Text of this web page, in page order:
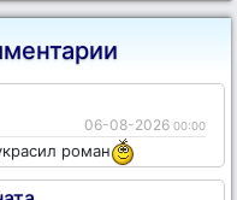
06-08-2026 00:00
роман